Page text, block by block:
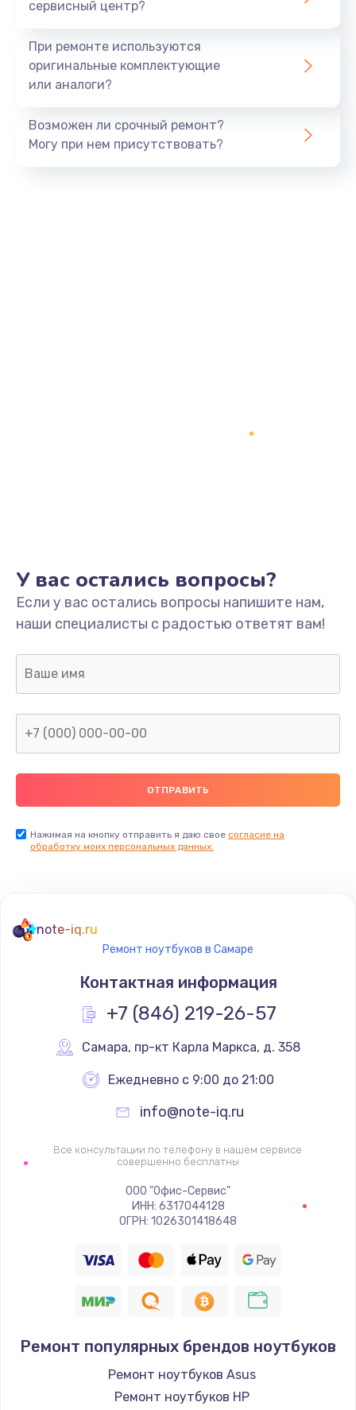
сервисный центр?
При ремонте используются
оригинальные комплектующие
или аналоги?
Возможен ли срочный ремонт?
Могу при нем присутствовать?
У вас остались вопросы?
Если у вас остались вопросы напишите нам,
наши специалисты с радостью ответят вам!
Нажимая на кнопку отправить я даю свое согласие на
обработку моих персональных данных.
note-iq.ru
Ремонт ноутбуков в Самаре
Контактная информация
+7 (846) 219-26-57
Самара, пр-кт Карла Маркса, д. 358
Ежедневно с 9:00 до 21:00
info@note-iq.ru
Все консультации по телефону в нашем сервисе
совершенно бесплатны
ООО "Офис-Сервис"
ИНН: 6317044128
ОГРН: 1026301418648
Ремонт популярных брендов ноутбуков
Ремонт ноутбуков Asus
Ремонт ноутбуков HP